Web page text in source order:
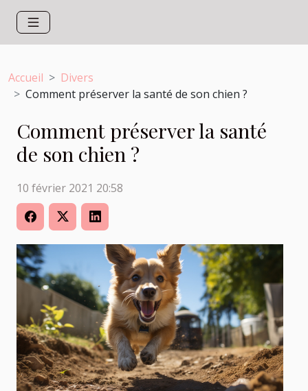
Accueil
Divers
Comment préserver la santé de son chien ?
Comment préserver la santé
de son chien ?
10 février 2021 20:58